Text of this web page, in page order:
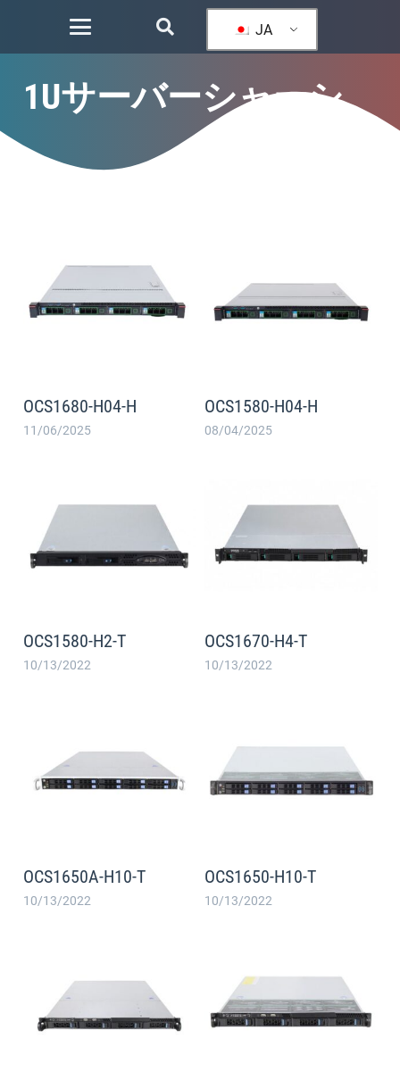
JA
1Uサーバーシャーシ
OCS1680-H04-H
11/06/2025
OCS1580-H04-H
08/04/2025
OCS1580-H2-T
10/13/2022
OCS1670-H4-T
10/13/2022
OCS1650A-H10-T
10/13/2022
OCS1650-H10-T
10/13/2022